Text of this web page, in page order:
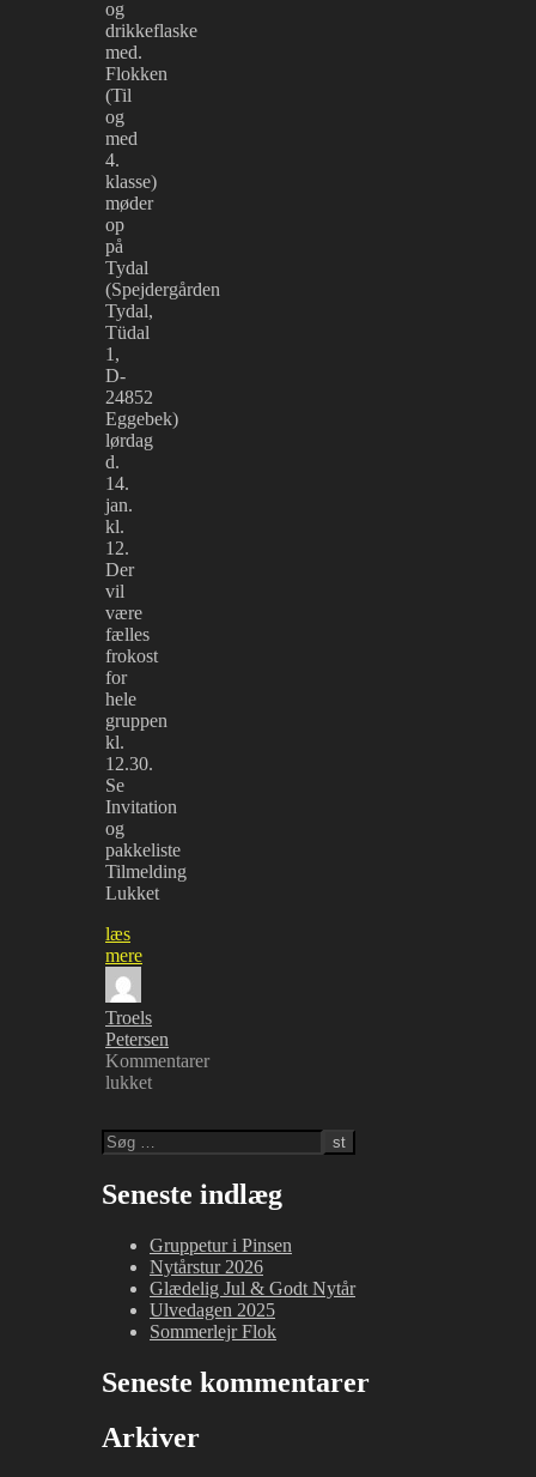
og
drikkeflaske
med.
Flokken
(Til
og
med
4.
klasse)
møder
op
på
Tydal
(Spejdergården
Tydal,
Tüdal
1,
D-
24852
Eggebek)
lørdag
d.
14.
jan.
kl.
12.
Der
vil
være
fælles
frokost
for
hele
gruppen
kl.
12.30.
Se
Invitation
og
pakkeliste
Tilmelding
Lukket
læs
mere
Troels
Petersen
Kommentarer
lukket
2023
Tydal
Seneste indlæg
Gruppetur i Pinsen
Nytårstur 2026
Glædelig Jul & Godt Nytår
Ulvedagen 2025
Sommerlejr Flok
Seneste kommentarer
Arkiver